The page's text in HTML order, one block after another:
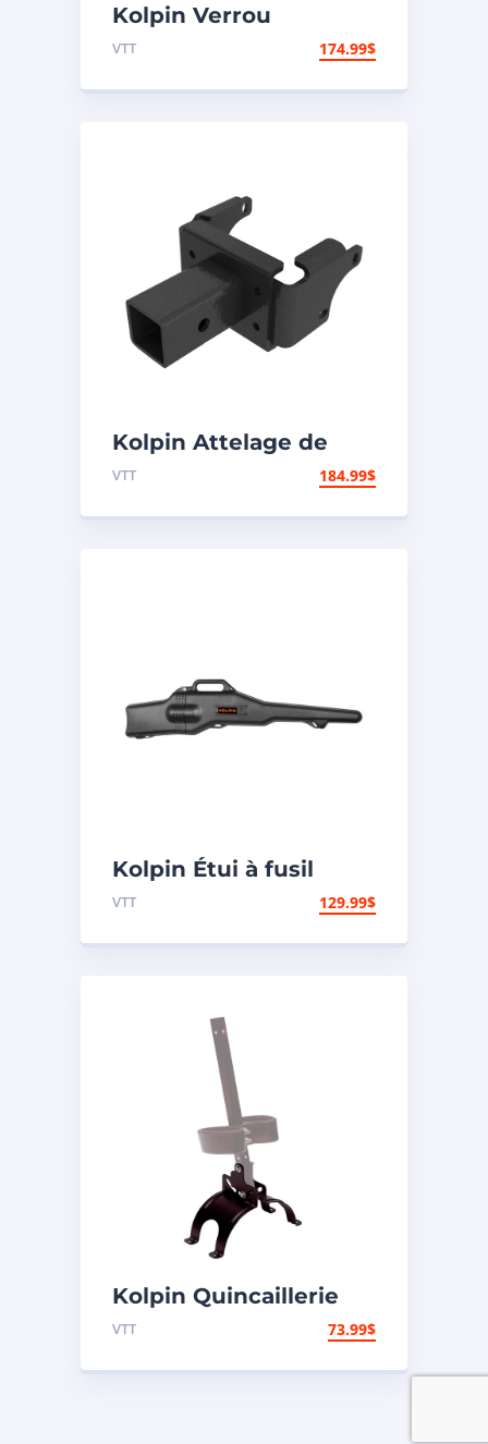
Kolpin Verrou
universel de
suspension arrière
indépendante
VTT 174.99$
Kolpin Attelage de
remorque
VTT 184.99$
Kolpin Étui à fusil
« Gun Boot IV »
VTT 129.99$
Kolpin Quincaillerie
pour support d’étui à
VTT 73.99$